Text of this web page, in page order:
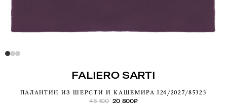
FALIERO SARTI
ПАЛАНТИН ИЗ ШЕРСТИ И КАШЕМИРА I24/2027/85323
45 100 20 800₽